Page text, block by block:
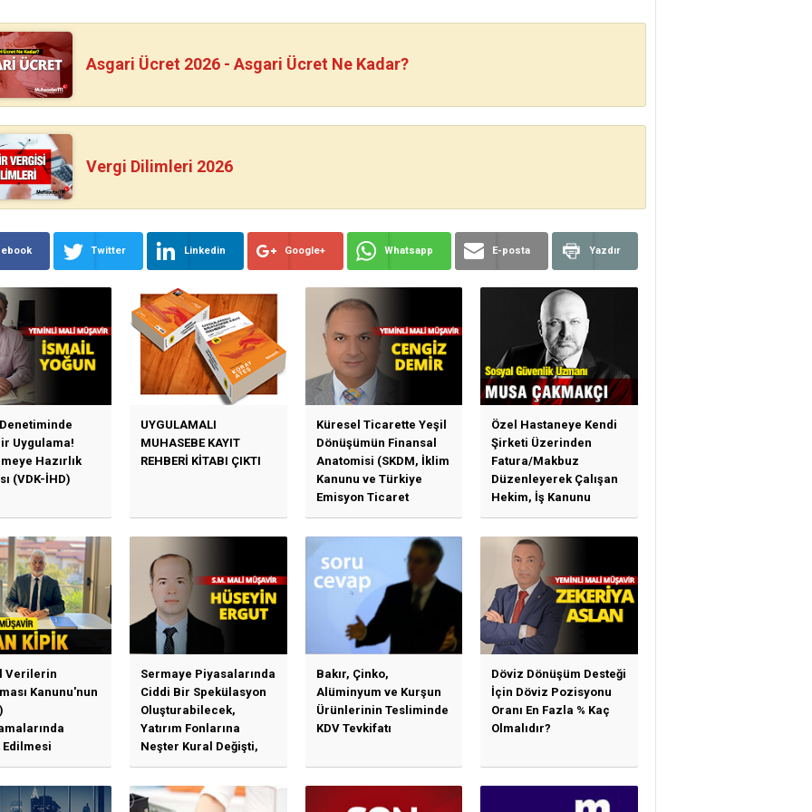
Asgari Ücret 2026 - Asgari Ücret Ne Kadar?
Vergi Dilimleri 2026
Twitter Linkedin Google+ Whatsapp E-posta Yazdır
Uygulama!
Hazırlık
(VDK-İHD)
UYGULAMALI
MUHASEBE KAYIT
REHBERİ KİTABI ÇIKTI
Küresel Ticarette Yeşil
Dönüşümün Finansal
Anatomisi (SKDM, İklim
Kanunu ve Türkiye
Emisyon Ticaret
Sistemi (TR-ETS)
Özel Hastaneye Kendi
Şirketi Üzerinden
Fatura/Makbuz
Düzenleyerek Çalışan
Hekim, İş Kanunu
Hükümlerinden
Verilerin
Kanunu'nun
Edilmesi
Özet Başlıklar
Sermaye Piyasalarında
Ciddi Bir Spekülasyon
Oluşturabilecek,
Yatırım Fonlarına
Neşter Kural Değişti,
SPK’dan Kritik Hamle
Haberlerine Sermaye
Piyasası Kurulundan
Bakır, Çinko,
Alüminyum ve Kurşun
Ürünlerinin Tesliminde
KDV Tevkifatı
Döviz Dönüşüm Desteği
İçin Döviz Pozisyonu
Oranı En Fazla % Kaç
Olmalıdır?